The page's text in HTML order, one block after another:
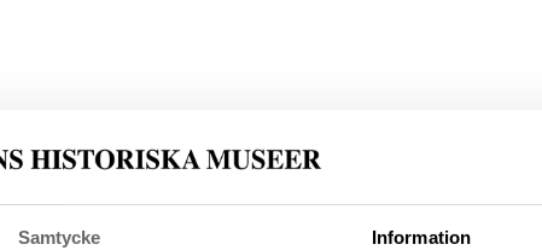
Samtycke Information